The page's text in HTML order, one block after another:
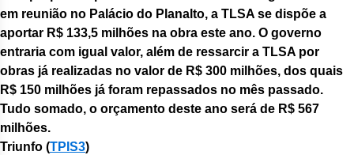
em reunião no Palácio do Planalto, a TLSA se dispõe a
aportar R$ 133,5 milhões na obra este ano. O governo
entraria com igual valor, além de ressarcir a TLSA por
obras já realizadas no valor de R$ 300 milhões, dos quais
R$ 150 milhões já foram repassados no mês passado.
Tudo somado, o orçamento deste ano será de R$ 567
milhões.
Triunfo (TPIS3)